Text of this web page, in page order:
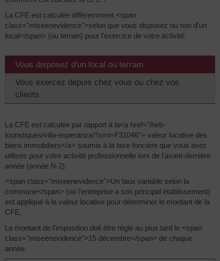
La CFE est calculée différemment <span
class="miseenevidence">selon que vous disposez ou non d'un
local</span> (ou terrain) pour l'exercice de votre activité.
Vous disposez d'un local ou terrain
Vous exercez depuis chez vous ou chez vos
clients
La CFE est calculée par rapport à la<a href="/heb-
touristiques/villa-esperanza/?xml=F31046"> valeur locative des
biens immobiliers</a> soumis à la taxe foncière que vous avez
utilisés pour votre activité professionnelle lors de l'avant-dernière
année (année N-2).
<span class="miseenevidence">Un taux variable selon la
commune</span> (où l'entreprise a son principal établissement)
est appliqué à la valeur locative pour déterminer le montant de la
CFE.
Le montant de l'imposition doit être réglé au plus tard le <span
class="miseenevidence">15 décembre</span> de chaque
année.